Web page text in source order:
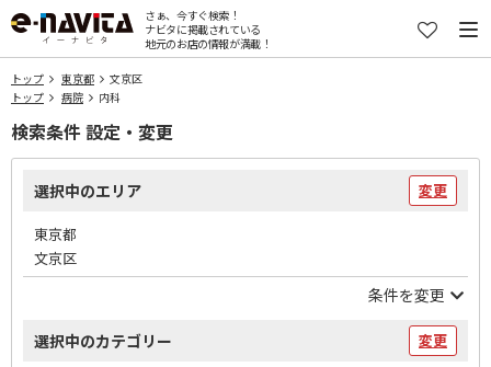
さぁ、今すぐ検索！
ナビタに掲載されている
地元のお店の情報が満載！
トップ 東京都
文京区
トップ
病院 内科
検索条件 設定・変更
選択中のエリア 変更
東京都
文京区
条件を変更
選択中のカテゴリー 変更